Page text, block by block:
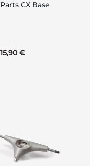
Parts CX Base
15,90 €
Aggiungi